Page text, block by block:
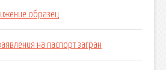
образец
на паспорт загран